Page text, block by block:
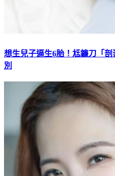
想生兒子逼生6胎！尪鐮刀「
別